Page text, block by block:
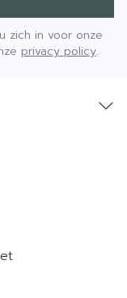
zich in voor onze
privacy policy.